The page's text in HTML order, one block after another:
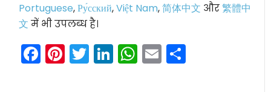
Portuguese,Ру́сский,Việt Nam,简体中文 और繁體中
文 में भी उपलब्ध है।
Facebook
Pinterest
Twitter
LinkedIn
WhatsApp
Email